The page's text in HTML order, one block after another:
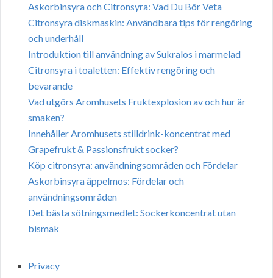
Askorbinsyra och Citronsyra: Vad Du Bör Veta
Citronsyra diskmaskin: Användbara tips för rengöring
och underhåll
Introduktion till användning av Sukralos i marmelad
Citronsyra i toaletten: Effektiv rengöring och
bevarande
Vad utgörs Aromhusets Fruktexplosion av och hur är
smaken?
Innehåller Aromhusets stilldrink-koncentrat med
Grapefrukt & Passionsfrukt socker?
Köp citronsyra: användningsområden och Fördelar
Askorbinsyra äppelmos: Fördelar och
användningsområden
Det bästa sötningsmedlet: Sockerkoncentrat utan
bismak
Privacy